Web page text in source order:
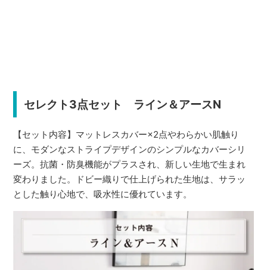
セレクト3点セット ライン＆アースN
【セット内容】マットレスカバー×2点やわらかい肌触り
に、モダンなストライプデザインのシンプルなカバーシリ
ーズ。抗菌・防臭機能がプラスされ、新しい生地で生まれ
変わりました。ドビー織りで仕上げられた生地は、サラッ
とした触り心地で、吸水性に優れています。